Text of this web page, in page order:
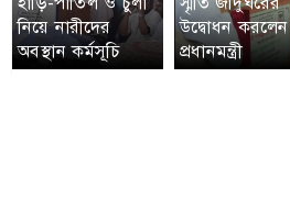
নিয়ে নারীদের
অবস্থান কর্মসূচি
উদ্বোধন করলেন
প্রধানমন্ত্রী